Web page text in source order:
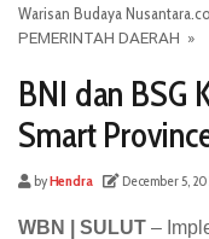
Warisan Budaya
PEMERINTAH DAERAH »
BNI dan BSG
Smart
byHendra December 5,
WBN | SULUT –